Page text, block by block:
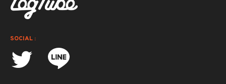
SOCIAL :